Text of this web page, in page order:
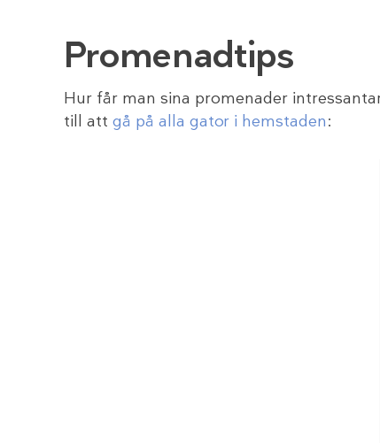
Promenadtips
Hur får man sina promenader
till att gå på alla gator i hemstaden: